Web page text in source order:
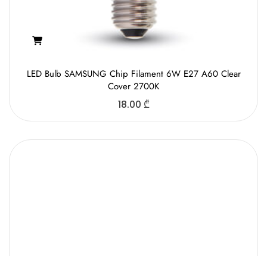
LED Bulb SAMSUNG Chip Filament 6W E27 A60 Clear
Cover 2700K
18.00 ₾